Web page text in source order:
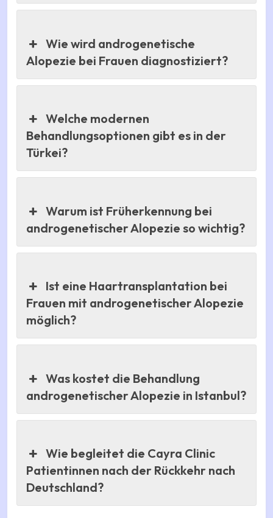
Wie wird androgenetische
Alopezie bei Frauen diagnostiziert?
Welche modernen
Behandlungsoptionen gibt es in der
Türkei?
Warum ist Früherkennung bei
androgenetischer Alopezie so wichtig?
Ist eine Haartransplantation bei
Frauen mit androgenetischer Alopezie
möglich?
Was kostet die Behandlung
androgenetischer Alopezie in Istanbul?
Wie begleitet die Cayra Clinic
Patientinnen nach der Rückkehr nach
Deutschland?